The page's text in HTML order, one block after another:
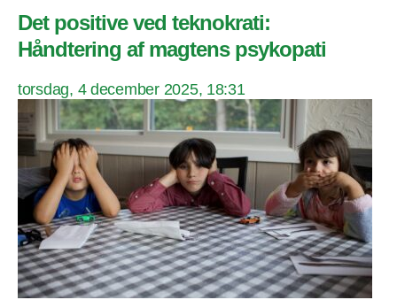
Det positive ved teknokrati:
Håndtering af magtens psykopati
torsdag, 4 december 2025, 18:31